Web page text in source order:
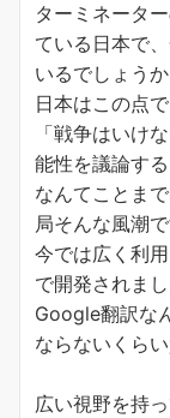
ターミネータ
ている日本で
いるでしょうか
日本はこの点
「戦争はいけ
能性を議論す
なんてことま
局そんな風潮で
今では広く利
で開発されまし
Google翻訳な
ならないくら
広い視野を持